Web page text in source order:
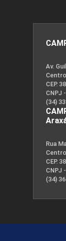
Av.
CEP.
CNPJ
(34)
Rua
Centro
CEP.
CNPJ
(34)